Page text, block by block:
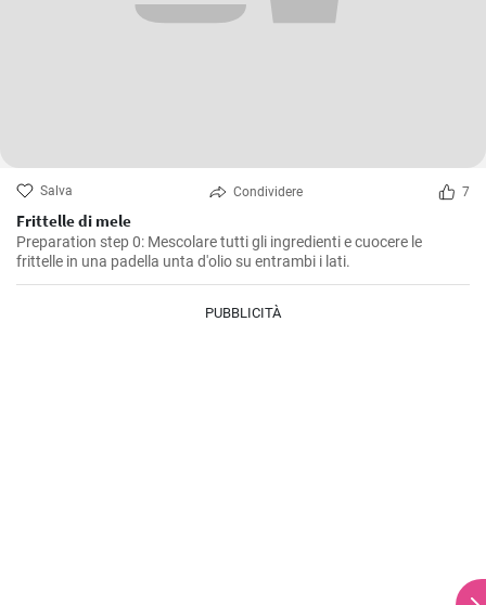
Salva Condividere 7
Frittelle di mele
Preparation step 0: Mescolare tutti gli ingredienti e cuocere le
frittelle in una padella unta d'olio su entrambi i lati.
PUBBLICITÀ